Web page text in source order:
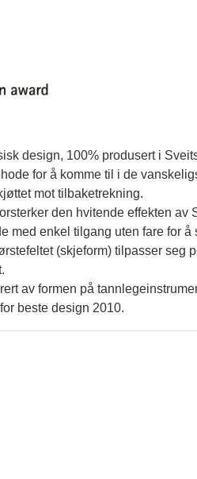
design, 100% produsert i
for å komme til i de
mot tilbaketrekning.
den hvitende effekten av
med enkel tilgang uten fare for å
(skjeform) tilpasser seg
av formen på
beste design 2010.